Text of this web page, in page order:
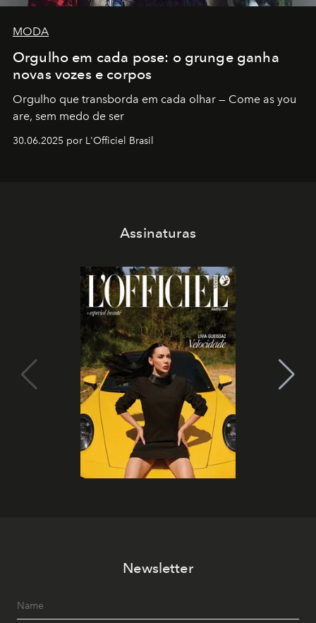
MODA
Orgulho em cada pose: o grunge ganha
novas vozes e corpos
Orgulho que transborda em cada olhar — Come as you
are, sem medo de ser
30.06.2025 por L'Officiel Brasil
Assinaturas
Newsletter